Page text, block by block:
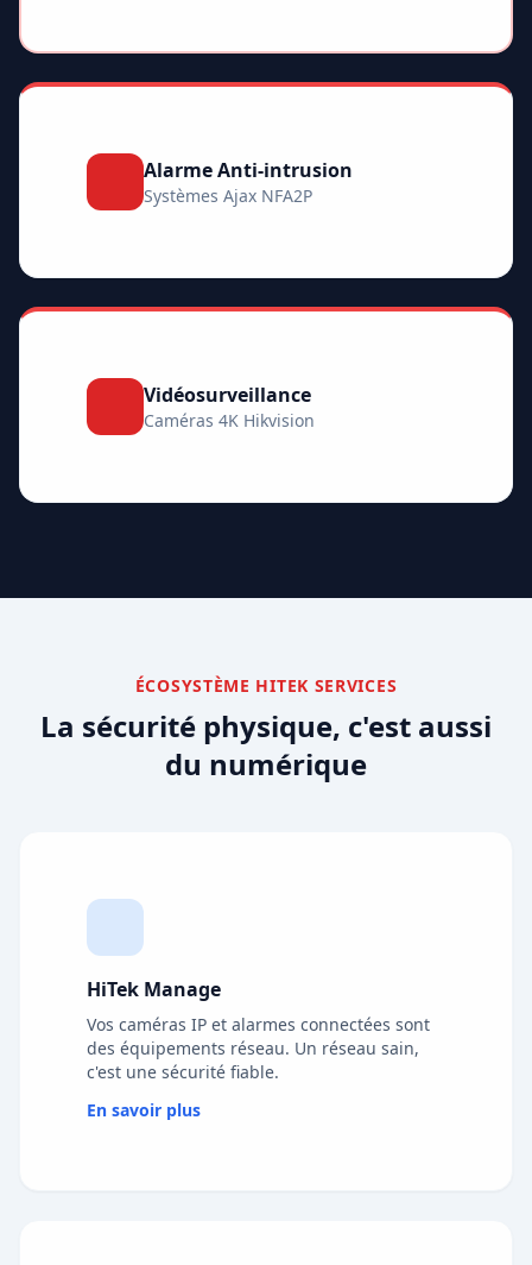
Alarme Anti-intrusion
Systèmes Ajax NFA2P
Vidéosurveillance
Caméras 4K Hikvision
ÉCOSYSTÈME HITEK SERVICES
La sécurité physique, c'est aussi
du numérique
HiTek Manage
Vos caméras IP et alarmes connectées sont
des équipements réseau. Un réseau sain,
c'est une sécurité fiable.
En savoir plus